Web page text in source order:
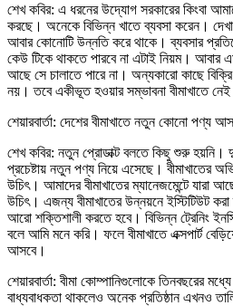
শেখ কবির: এ ধরনের উদ্যোগ সরকারের কিংবা
করছে। অনেকে বিভিন্ন খাতে ব্যবসা করেন।
আবার কোনোটি উন্নতি করে থাকে। ব্যবসার
কেউ টিকে থাকতে পারবে না এটাই নিয়ম। আবার
আছে সে চালাতে পারে না। অন্যকারো কাছে
নয়। তবে একীভূত হওয়ার সম্ভাবনা বীমাখাতে
শেয়ারবার্তা: দেশের বীমাখাতে নতুন কোনো পণ্য
শেখ কবির: নতুন প্রোডাক্ট বলতে কিছু শুরু হয়নি।
প্রচেষ্টায় নতুন পণ্য নিয়ে এসেছে। বীমাখাতের
উচিৎ। আমাদের বীমাখাতের ম্যানেজমেন্টে যারা
উচিৎ। এজন্য বীমাখাতের উন্নয়নে ইস্টিটিউট
আরো শক্তিশালী করতে হবে। বিভিন্ন ট্রেনিং
বলে আমি মনে করি। ফলে বীমাখাতে এক্সপার্ট
আসবে।
শেয়ারবার্তা: বীমা কোম্পানিগুলোকে তিনবছরের
বাধ্যবাধকতা থাকলেও অনেক প্রতিষ্ঠান এখনও